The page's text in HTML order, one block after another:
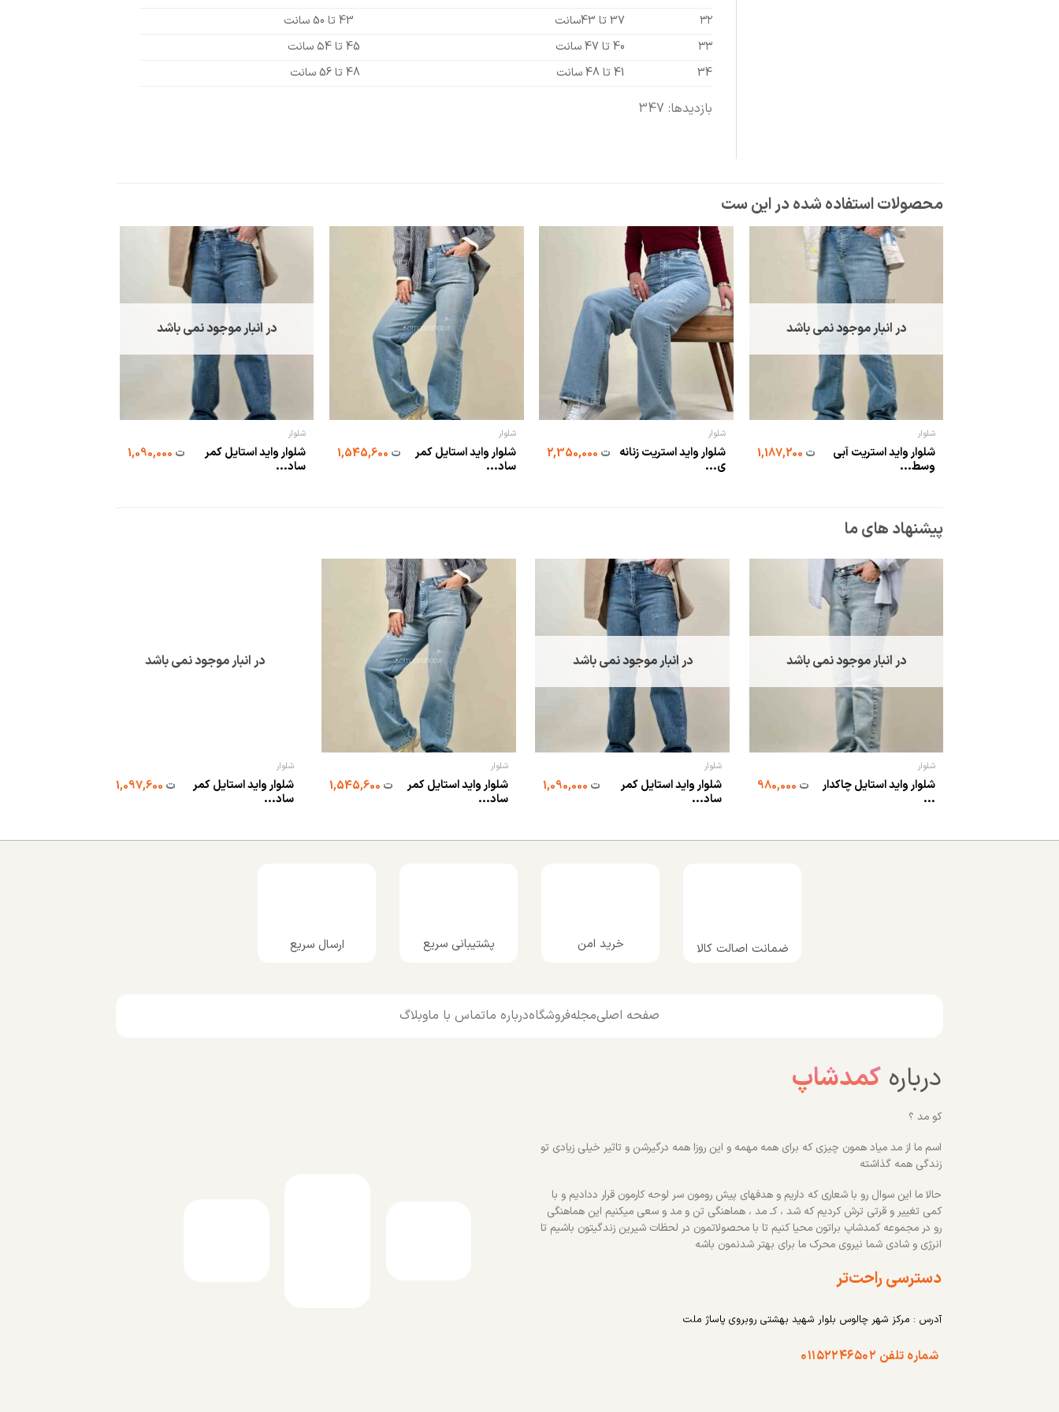
۳۲
37 تا 43سانت
۳۳
40 تا 47 سانت
45 تا ۵4 سانت
34
41 تا 48 سانت 48 تا 56 سانت
بازدیدها: 347
در انبار موجود نمی باشد
شلوار
شلوار واید استریت آبی
وسط...
ت
شلوار
شلوار واید استریت زنانه
ی...
ت
شلوار
شلوار واید استایل کمر
ساد...
ت
در انبار موجود نمی باشد
شلوار
شلوار واید استایل کمر
ساد...
ت
پیشنهاد های ما
در انبار موجود نمی باشد
شلوار
شلوار واید استایل چاکدار
...
ت
در انبار موجود نمی باشد
شلوار
شلوار واید استایل کمر
ساد...
ت
شلوار
شلوار واید استایل کمر
ساد...
ت
در انبار موجود نمی باشد
شلوار
شلوار واید استایل کمر
ساد...
ت
ضمانت اصالت کالا خرید امن پشتیبانی سریع ارسال سریع
صفحه اصلیمجلهفروشگاهدرباره ماتماس با ماوبلاگ
دربارهکمدشاپ
کو مد ؟
اسم ما از مد میاد همون چیزی که برای همه مهمه و این روزا همه درگیرشن و تاثیر خیلی زیادی تو
زندگی همه گذاشته
حالا ما این سوال رو با شعاری که داریم و هدفهای پیش رومون سر لوحه کارمون قرار ددادیم و با
کمی تغییر و قرتی ترش کردیم که شد ، کـ مد ، هماهنگی تن و مد و سعی میکنیم این هماهنگی
رو در مجموعه کمدشاپ براتون محیا کنیم تا با محصولاتمون در لحظات شیرین زندگیتون باشیم تا
انرژی و شادی شما نیروی محرک ما برای بهتر شدنمون باشه
دسترسی راحت‌تر
آدرس : مرکز شهر چالوس بلوار شهید بهشتی روبروی پاساژ ملت
شماره تلفن ۰۱۱۵۲۲۴۶۵۰۲